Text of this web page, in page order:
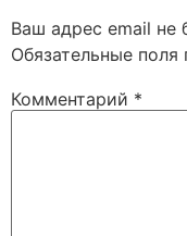
Ваш адрес email не
Обязательные поля
Комментарий *